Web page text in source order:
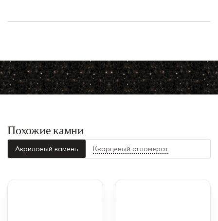
Похожие камни
Акриловый камень Кварцевый агломерат